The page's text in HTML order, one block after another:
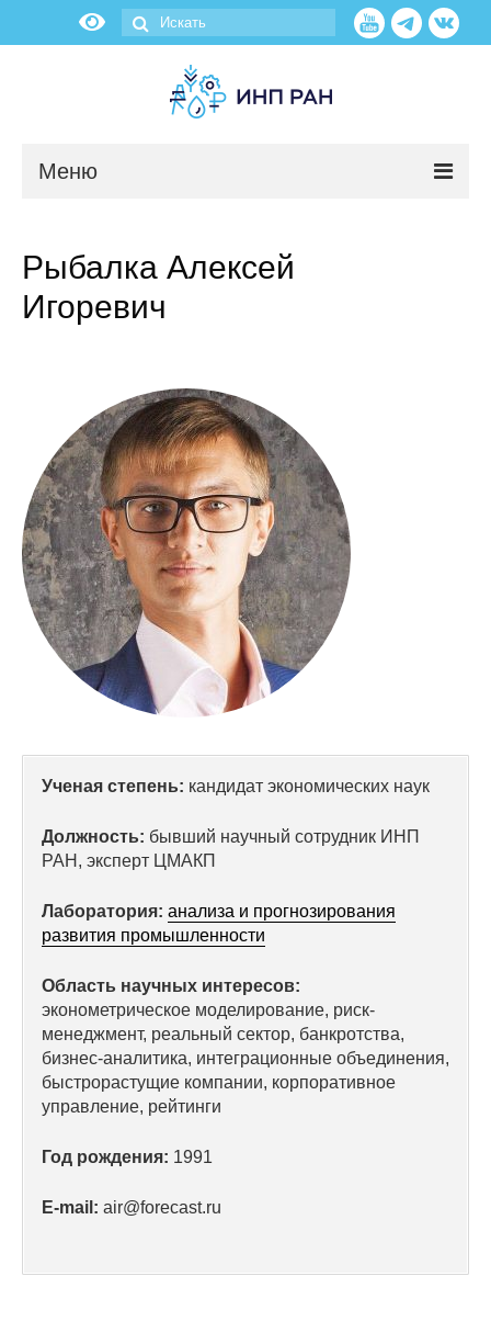
Меню
Научные подразделения
Администрация
Сотрудники
Отчетность
Противодействие коррупции
Материалы для СМИ
Публикации
Проблемы прогнозирования
О журнале
Редакционная этика
Информация для авторов
Общие требования
Стандарты оформления
Рыбалка Алексей
Игоревич
Ученая степень: кандидат экономических наук
Должность: бывший научный сотрудник ИНП
РАН, эксперт ЦМАКП
Лаборатория: анализа и прогнозирования
развития промышленности
Область научных интересов:
эконометрическое моделирование, риск-
менеджмент, реальный сектор, банкротства,
бизнес-аналитика, интеграционные объединения,
быстрорастущие компании, корпоративное
управление, рейтинги
Год рождения: 1991
E-mail: air@forecast.ru